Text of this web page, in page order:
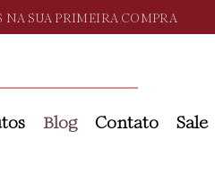
NA SUA PRIMEIRA COMPRA
Blog Contato Sale